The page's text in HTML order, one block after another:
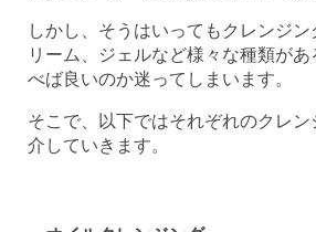
しかし、そうはいってもクレンジン
リーム、ジェルなど様々な種類が
べば良いのか迷ってしまいます。
そこで、以下ではそれぞれのクレ
介していきます。